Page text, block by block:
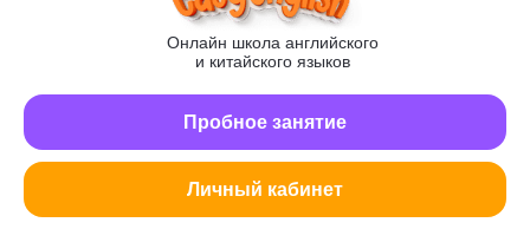
Онлайн школа английского
и китайского языков
Пробное занятие
Личный кабинет